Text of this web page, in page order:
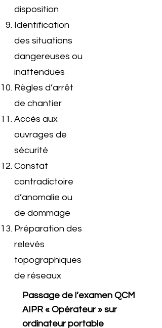
disposition
Identification
des situations
dangereuses ou
inattendues
Règles d’arrêt
de chantier
Accès aux
ouvrages de
sécurité
Constat
contradictoire
d’anomalie ou
de dommage
Préparation des
relevés
topographiques
de réseaux
Passage de l’examen QCM
AIPR « Opérateur » sur
ordinateur portable